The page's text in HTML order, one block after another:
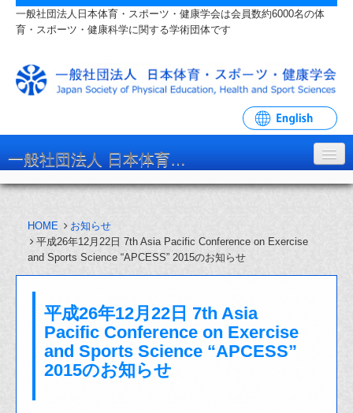
一般社団法人日本体育・スポーツ・健康学会は会員数約6000名の体
育・スポーツ・健康科学に関する学術団体です
一般社団法人 日本体育・スポーツ・健康学会
入会・各種手続
学会大会・研究会
リンク・関連団体
お問い合わせ
HOME
お知らせ
平成26年12月22日 7th Asia Pacific Conference on Exercise
and Sports Science “APCESS” 2015のお知らせ
平成26年12月22日 7th Asia
Pacific Conference on Exercise
and Sports Science “APCESS”
2015のお知らせ